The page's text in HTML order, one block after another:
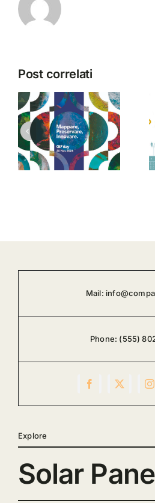
Post correlati
TeamDev
all’EuroGEO
2024:
coordinare,
combinare,
Mail:
Phone: (555)
Explore
Solar